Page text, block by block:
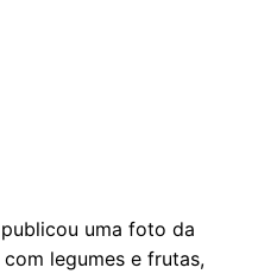
publicou uma foto da
legumes e frutas,